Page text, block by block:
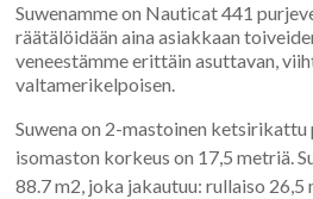
Suwenamme on Nauticat 441
räätälöidään aina asiakkaan
veneestämme erittäin asuttavan,
valtamerikelpoisen.
Suwena on 2-mastoinen ketsirikattu
isomaston korkeus on 17,5 metriä.
88.7 m2, joka jakautuu: rullaiso 26,5